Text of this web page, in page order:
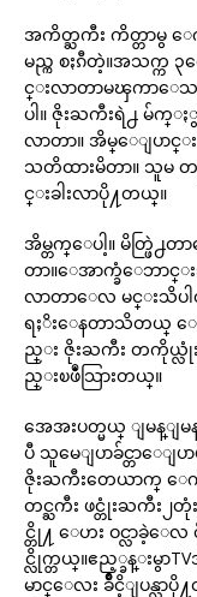
အကိတ္ႀကီး ကိတ္တာမွ ေ
မည္က စႏၵီတဲ့။အသက္က ၃
င္းလာတာမၾကာေ
ပါ။ ဇိုးႀကီးရဲ႕ မ်က္
လာတာ။ အိမ္ေျပာ
သတိထားမိတာ။ သူမ တ
င္းခါးလာပို႔တယ္။
အိမ္တက္ေပါ့။ မိတ္ဖြဲ႕
တာ။ေအာက္ခံေဘာင္း
လာတာေလ မင္းသိပ
ရႈိးေနတာသိတယ္
ည္း ဇိုးႀကီး တကိုယ္လုံ
ည္းၿဖဳံသြားတယ္။
အေအးပတ္မယ္ ျမန္ျမ
ပီ သူမေျပာခ်င္တာေျပ
ဇိုးႀကီးတေယာက္ ေက်
တင္ႀကီး ဖင္တုံးႀကီး
င္တို႔ ေဟး ဝင္လာခဲ့ေလ
င္လိုက္တယ္။ဧည့္ခန္းမွ
မာင္ေလး ခ်ိဳငိ့ျပန္လာပို